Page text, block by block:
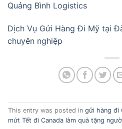
Quảng Bình Logistics
Dịch Vụ Gửi Hàng Đi Mỹ tại
chuyên nghiệp
This entry was posted in gửi hàng đi
mứt Tết đi Canada làm quà tặng